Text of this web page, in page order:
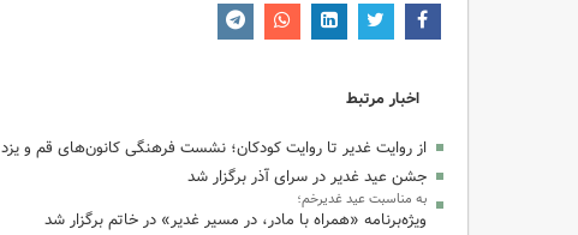
اخبار مرتبط
از روایت غدیر تا روایت کودکان؛ نشست فرهنگی کانون‌های قم و یزد
جشن عید غدیر در سرای آذر برگزار شد
به مناسبت عید غدیرخم؛
ویژه‌برنامه «همراه با مادر، در مسیر غدیر» در خاتم برگزار شد